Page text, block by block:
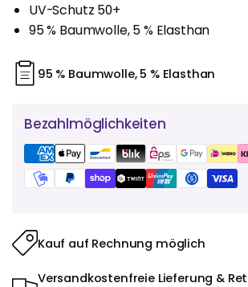
UV-Schutz 50+
95 % Baumwolle, 5 % Elasthan
95 % Baumwolle, 5 % Elasthan
Bezahlmöglichkeiten
Kauf auf Rechnung möglich
Versandkostenfreie Lieferung &